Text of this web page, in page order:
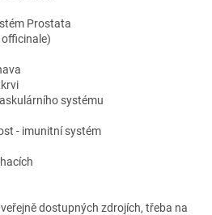
Prostata
systému
- imunitní systém
dostupných zdrojích, třeba na